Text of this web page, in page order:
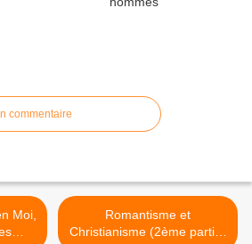
commentaire
Romantisme et
Christianisme (2ème partie)